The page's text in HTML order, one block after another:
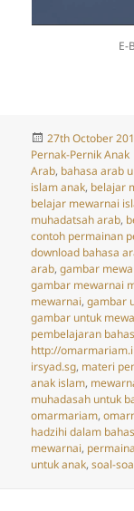
E-
Posted
on
27th October
Pernak-Pernik Anak
Arab, bahasa arab
islam anak, belajar
belajar mewarnai
muhadatsah arab,
contoh permainan
download bahasa
arab,gambar
gambar mewarnai
mewarnai,gambar
gambar untuk
pembelajaran
http://
irsyad.sg, materi
anak islam,
muhadasah untuk
omarmariam,
hadzihi dalam
mewarnai,
untuk anak,soal-